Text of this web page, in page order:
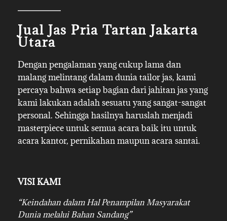
Jual Jas Pria Tartan Jakarta
Utara
Dengan pengalaman yang cukup lama dan
malang melintang dalam dunia tailor jas, kami
percaya bahwa setiap bagian dari jahitan jas yang
kami lakukan adalah sesuatu yang sangat-sangat
personal. Sehingga hasilnya haruslah menjadi
masterpiece untuk semua acara baik itu untuk
acara kantor, pernikahan maupun acara santai.
VISI KAMI
“Keindahan dalam Hal Penampilan Masyarakat
Dunia melalui Bahan Sandang”